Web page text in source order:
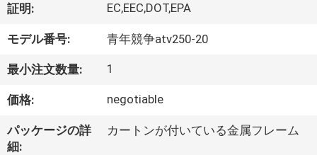
私
達
つ
い
証明: EC,EEC,DOT,EPA
モデル番号: 青年競争atv250-20
最小注文数量: 1
価格: negotiable
パッケージの詳
細:
カートンが付いている金属フレーム